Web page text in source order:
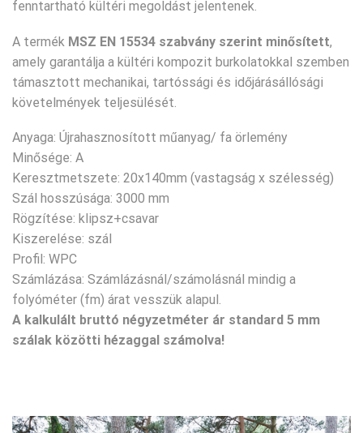
fenntartható kültéri megoldást jelentenek.
A termék MSZ EN 15534 szabvány szerint minősített,
amely garantálja a kültéri kompozit burkolatokkal szemben
támasztott mechanikai, tartóssági és időjárásállósági
követelmények teljesülését.
Anyaga: Újrahasznosított műanyag/ fa örlemény
Minősége: A
Keresztmetszete: 20x140mm (vastagság x szélesség)
Szál hosszúsága: 3000 mm
Rögzítése: klipsz+csavar
Kiszerelése: szál
Profil: WPC
Számlázása: Számlázásnál/számolásnál mindig a
folyóméter (fm) árat vesszük alapul.
A kalkulált bruttó négyzetméter ár standard 5 mm
szálak közötti hézaggal számolva!